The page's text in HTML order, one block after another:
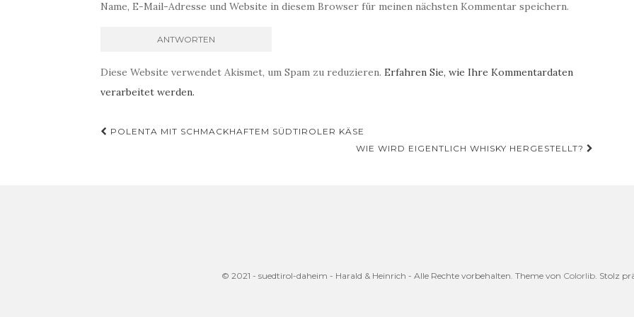
Name, E-Mail-Adresse und Website in diesem Browser für meinen nächsten Kommentar speichern.
Diese Website verwendet Akismet, um Spam zu reduzieren. Erfahren Sie, wie Ihre Kommentardaten
verarbeitet werden.
Beitragsnavigation
POLENTA MIT SCHMACKHAFTEM SÜDTIROLER KÄSE
WIE WIRD EIGENTLICH WHISKY HERGESTELLT?
© 2021 - suedtirol-daheim - Harald & Heinrich - Alle Rechte vorbehalten. Theme von Colorlib . Stolz